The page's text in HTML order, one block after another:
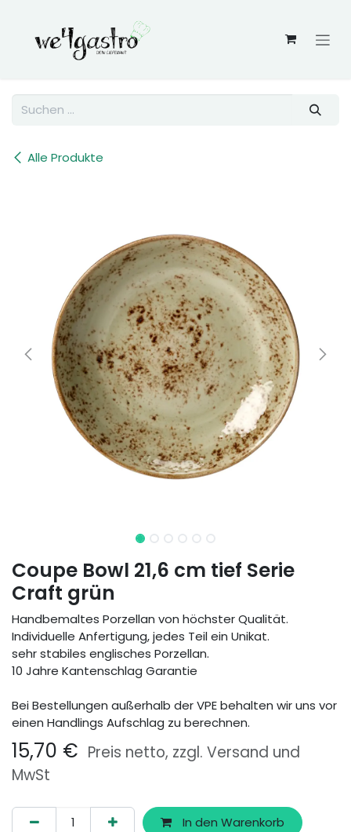
Alle Produkte
Coupe Bowl 21,6 cm tief Serie
Craft grün
Handbemaltes Porzellan von höchster Qualität.
Individuelle Anfertigung, jedes Teil ein Unikat.
sehr stabiles englisches Porzellan.
10 Jahre Kantenschlag Garantie
Bei Bestellungen außerhalb der VPE behalten wir uns vor
einen Handlings Aufschlag zu berechnen.
15,70 € Preis netto, zzgl. Versand und
MwSt
In den Warenkorb